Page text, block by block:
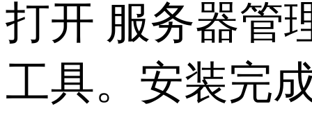
打开 服务器管
工具。安装完